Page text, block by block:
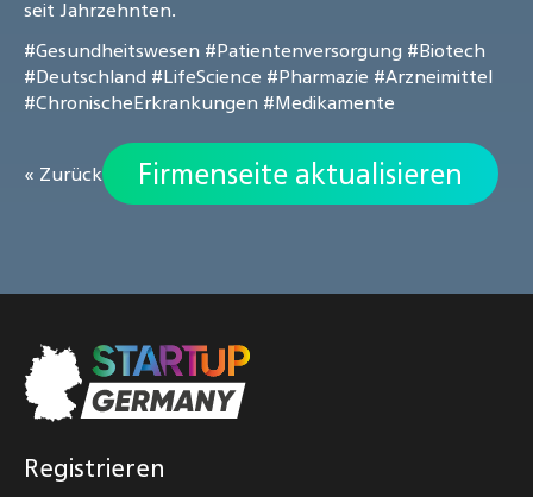
seit Jahrzehnten.
#Gesundheitswesen #Patientenversorgung #Biotech
#Deutschland #LifeScience #Pharmazie #Arzneimittel
#ChronischeErkrankungen #Medikamente
« Zurück Firmenseite aktualisieren
Registrieren